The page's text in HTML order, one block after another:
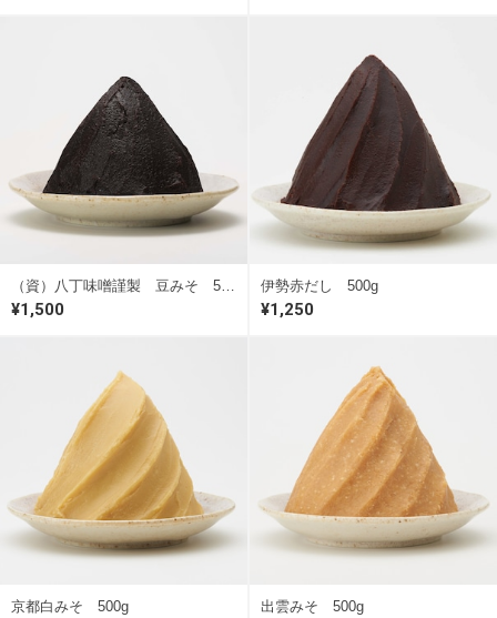
¥1,500
伊勢赤だし 500g
¥1,250
京都白みそ 500g 出雲みそ 500g